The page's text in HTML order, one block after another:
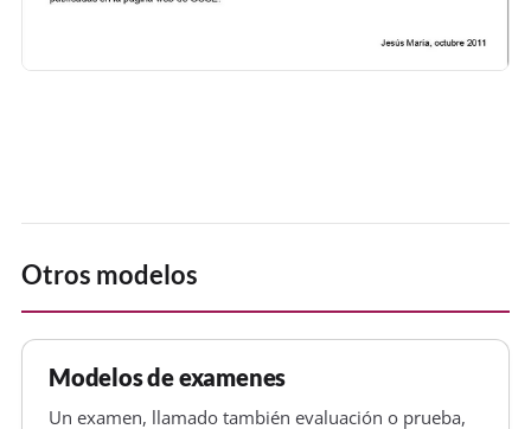
Otros modelos
Modelos de examenes
Un examen, llamado también evaluación o prueba,